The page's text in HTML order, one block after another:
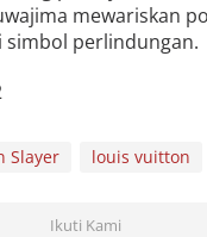
mewariskan
simbol perlindungan.
Slayer louis vuitton
Ikuti Kami